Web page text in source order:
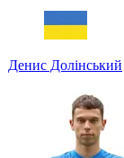
Денис Долінський